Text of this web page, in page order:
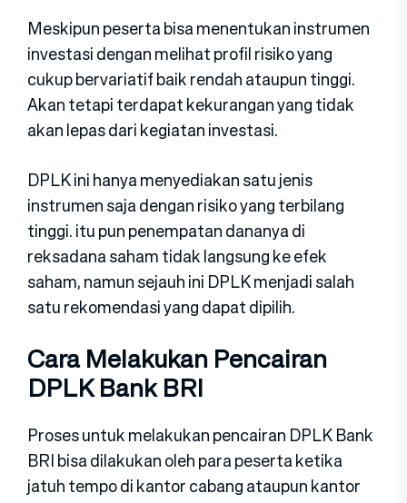
Meskipun peserta bisa menentukan instrumen
investasi dengan melihat profil risiko yang
cukup bervariatif baik rendah ataupun tinggi.
Akan tetapi terdapat kekurangan yang tidak
akan lepas dari kegiatan investasi.
DPLK ini hanya menyediakan satu jenis
instrumen saja dengan risiko yang terbilang
tinggi. itu pun penempatan dananya di
reksadana saham tidak langsung ke efek
saham, namun sejauh ini DPLK menjadi salah
satu rekomendasi yang dapat dipilih.
Cara Melakukan Pencairan
DPLK Bank BRI
Proses untuk melakukan pencairan DPLK Bank
BRI bisa dilakukan oleh para peserta ketika
jatuh tempo di kantor cabang ataupun kantor